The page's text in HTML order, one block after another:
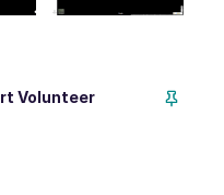
Volunteer